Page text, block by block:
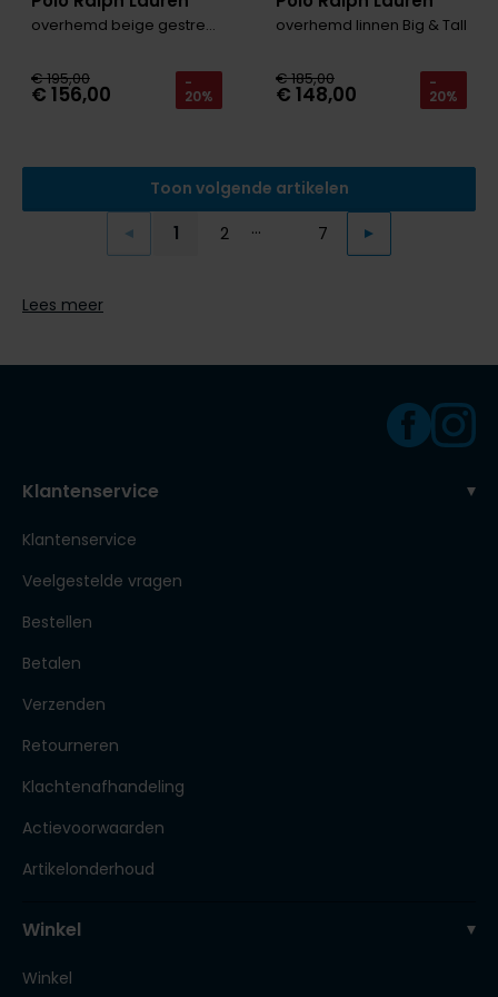
overhemd beige gestreept Big & Tall
€ 195,00
€ 156,00 -
20%
overhemd linnen Big & Tall
€ 185,00
€ 148,00 -
20%
Toon volgende artikelen
Vorige
1 2
...
Page
7 Volgende
Lees meer
Klantenservice
Klantenservice
Veelgestelde vragen
Bestellen
Betalen
Verzenden
Retourneren
Klachtenafhandeling
Actievoorwaarden
Artikelonderhoud
Winkel
Winkel